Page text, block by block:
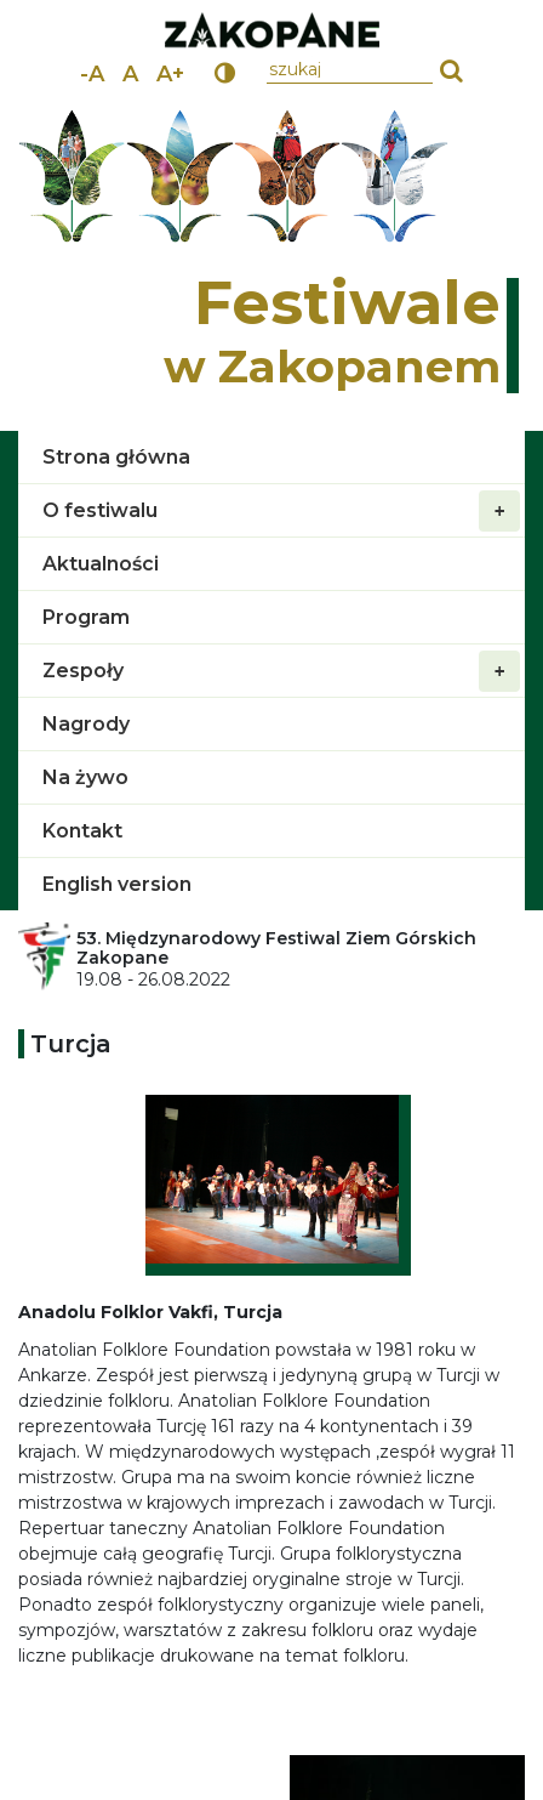
-A A A+ wpisz szukany tekst
Festiwale
w Zakopanem
Strona główna
O festiwalu
Aktualności
Program
Zespoły
Nagrody
Na żywo
Kontakt
English version
53. Międzynarodowy Festiwal Ziem Górskich
Zakopane
19.08 - 26.08.2022
Turcja
Anadolu Folklor Vakfi, Turcja
Anatolian Folklore Foundation powstała w 1981 roku w
Ankarze. Zespół jest pierwszą i jedynyną grupą w Turcji w
dziedzinie folkloru. Anatolian Folklore Foundation
reprezentowała Turcję 161 razy na 4 kontynentach i 39
krajach. W międzynarodowych występach ,zespół wygrał 11
mistrzostw. Grupa ma na swoim koncie również liczne
mistrzostwa w krajowych imprezach i zawodach w Turcji.
Repertuar taneczny Anatolian Folklore Foundation
obejmuje całą geografię Turcji. Grupa folklorystyczna
posiada również najbardziej oryginalne stroje w Turcji.
Ponadto zespół folklorystyczny organizuje wiele paneli,
sympozjów, warsztatów z zakresu folkloru oraz wydaje
liczne publikacje drukowane na temat folkloru.